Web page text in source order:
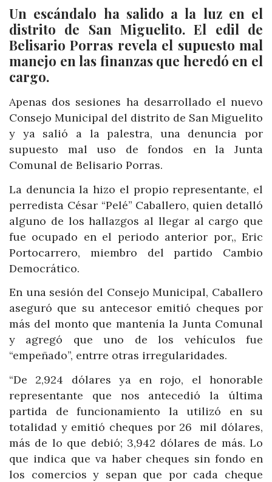
Un escándalo ha salido a la luz en el
distrito de San Miguelito. El edil de
Belisario Porras revela el supuesto mal
manejo en las finanzas que heredó en el
cargo.
Apenas dos sesiones ha desarrollado el nuevo
Consejo Municipal del distrito de San Miguelito
y ya salió a la palestra, una denuncia por
supuesto mal uso de fondos en la Junta
Comunal de Belisario Porras.
La denuncia la hizo el propio representante, el
perredista César “Pelé” Caballero, quien detalló
alguno de los hallazgos al llegar al cargo que
fue ocupado en el periodo anterior por,, Eric
Portocarrero, miembro del partido Cambio
Democrático.
En una sesión del Consejo Municipal, Caballero
aseguró que su antecesor emitió cheques por
más del monto que mantenía la Junta Comunal
y agregó que uno de los vehículos fue
“empeñado”, entrre otras irregularidades.
“De 2,924 dólares ya en rojo, el honorable
representante que nos antecedió la última
partida de funcionamiento la utilizó en su
totalidad y emitió cheques por 26 mil dólares,
más de lo que debió; 3,942 dólares de más. Lo
que indica que va haber cheques sin fondo en
los comercios y sepan que por cada cheque